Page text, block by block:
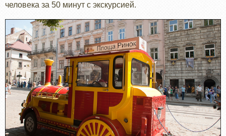
человека за 50 минут с экскурсией.